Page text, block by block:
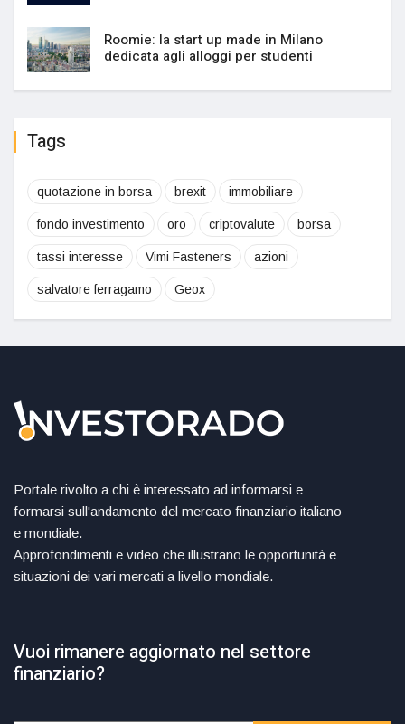
Roomie: la start up made in Milano
dedicata agli alloggi per studenti
Tags
quotazione in borsa brexit immobiliare
fondo investimento oro criptovalute borsa
tassi interesse Vimi Fasteners azioni
salvatore ferragamo Geox
Portale rivolto a chi è interessato ad informarsi e
formarsi sull'andamento del mercato finanziario italiano
e mondiale.
Approfondimenti e video che illustrano le opportunità e
situazioni dei vari mercati a livello mondiale.
Vuoi rimanere aggiornato nel settore
finanziario?